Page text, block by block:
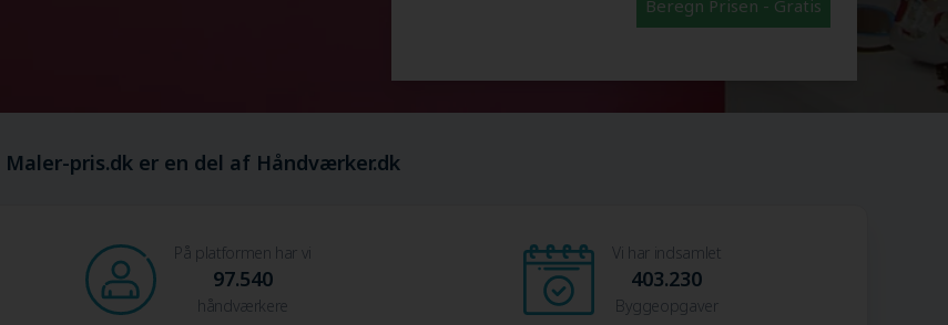
Beregn Prisen - Gratis
Maler-pris.dk er en del af Håndværker.dk
På platformen har vi
97.540
håndværkere
Vi har indsamlet
403.230
Byggeopgaver